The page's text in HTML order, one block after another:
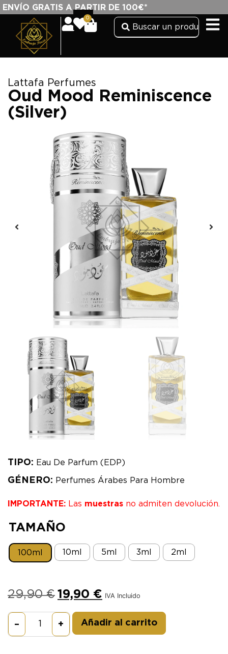
ENVÍO GRATIS A PARTIR DE 100€*
0
Lattafa Perfumes
Oud Mood Reminiscence
(Silver)
TIPO: Eau De Parfum (EDP)
GÉNERO: Perfumes Árabes Para Hombre
IMPORTANTE: Las muestras no admiten devolución.
TAMAÑO
100ml 10ml 5ml 3ml 2ml
29,90€ 19,90 € IVA Incluido
– + Añadir al carrito